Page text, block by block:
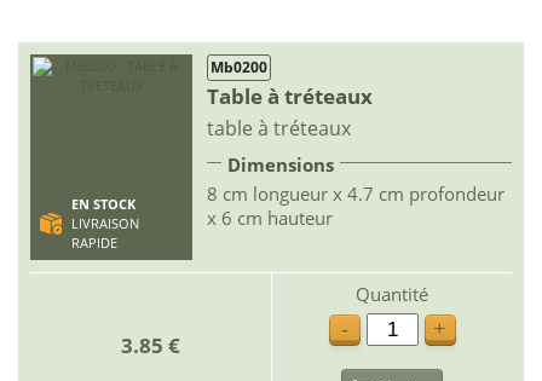
EN STOCK
LIVRAISON
RAPIDE
Mb0200
Table à tréteaux
table à tréteaux
Dimensions
8 cm longueur x 4.7 cm profondeur
x 6 cm hauteur
3.85 €
Quantité
-
+